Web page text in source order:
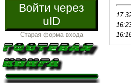
Войти через
uID
Старая форма входа